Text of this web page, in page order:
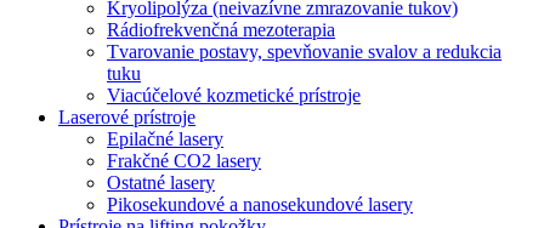
Kryolipolýza (neivazívne zmrazovanie tukov)
Rádiofrekvenčná mezoterapia
Tvarovanie postavy, spevňovanie svalov a redukcia
tuku
Viacúčelové kozmetické prístroje
Laserové prístroje
Epilačné lasery
Frakčné CO2 lasery
Ostatné lasery
Pikosekundové a nanosekundové lasery